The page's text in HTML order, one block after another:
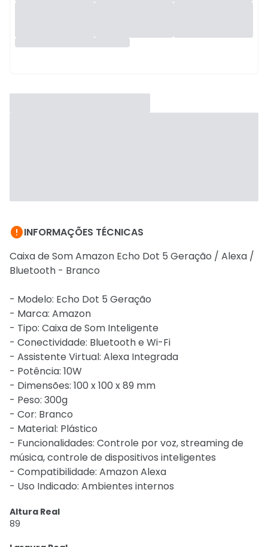
INFORMAÇÕES TÉCNICAS
Caixa de Som Amazon Echo Dot 5 Geração / Alexa /
Bluetooth - Branco
- Modelo: Echo Dot 5 Geração
- Marca: Amazon
- Tipo: Caixa de Som Inteligente
- Conectividade: Bluetooth e Wi-Fi
- Assistente Virtual: Alexa Integrada
- Potência: 10W
- Dimensões: 100 x 100 x 89 mm
- Peso: 300g
- Cor: Branco
- Material: Plástico
- Funcionalidades: Controle por voz, streaming de
música, controle de dispositivos inteligentes
- Compatibilidade: Amazon Alexa
- Uso Indicado: Ambientes internos
Altura Real
89